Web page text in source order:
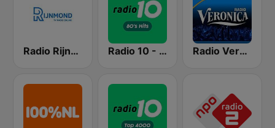
Radio Rijnmond FM 93.4 Radio 10 - 80s Hits Radio Veronica